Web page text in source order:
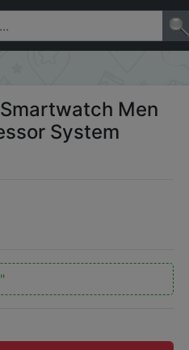
Blood Oxygen Monitoring
Men
System